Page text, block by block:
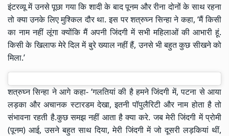
इंटरव्यू में उनसे पूछा गया कि शादी के बाद पूनम और रीना दोनों के साथ रहना
तो क्या उनके लिए मुश्किल दौर था. इस पर शत्रुघ्न सिन्हा ने कहा, ‘मैं किसी
का नाम नहीं लूंगा क्योंकि मैं अपनी जिंदगी में सभी महिलाओं की आभारी हूं.
किसी के खिलाफ मेरे दिल में बुरे ख्याल नहीं हैं, उनसे भी बहुत कुछ सीखने को
मिला.’
शत्रुघ्न सिन्हा ने आगे कहा- ‘गलतियां की है हमने जिंदगी में, पटना से आया
लड़का और अचानक स्टारडम देखा, इतनी पॉपुलैरिटी और नाम होता है तो
संभावना रहती है.कुछ समझ नहीं आता है क्या करे. जब मेरी जिंदगी में प्रोमी
(पूनम) आई, उसने बहुत साथ दिया, मेरी जिंदगी में जो दूसरी लड़कियां थीं,